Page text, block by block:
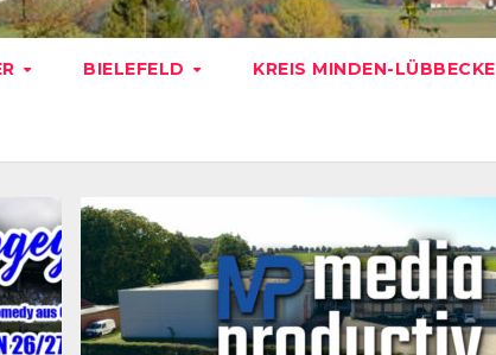
BIELEFELD KREIS MINDEN-LÜBBECKE